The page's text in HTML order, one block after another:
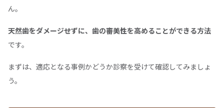
ん。
天然歯をダメージせずに、歯の審美性を高めることができる方法
です。
まずは、適応となる事例かどうか診察を受けて確認してみましょ
う。